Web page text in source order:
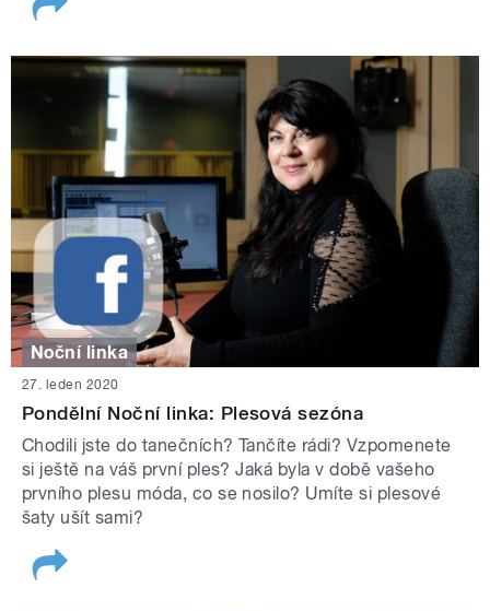
Noční linka
27. leden 2020
Pondělní Noční linka: Plesová sezóna
Chodili jste do tanečních? Tančíte rádi? Vzpomenete
si ještě na váš první ples? Jaká byla v době vašeho
prvního plesu móda, co se nosilo? Umíte si plesové
šaty ušít sami?